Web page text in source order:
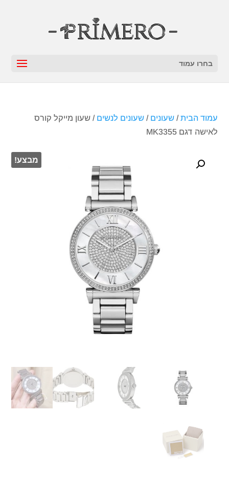
בחרו עמוד
עמוד הבית/שעונים /שעונים לנשים / שעון מייקל קורס
‏לאישה דגם MK3355
מבצע!